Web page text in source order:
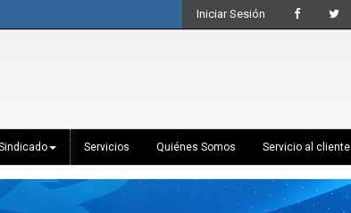
Iniciar Sesión
Servicios Quiénes Somos Servicio al cliente